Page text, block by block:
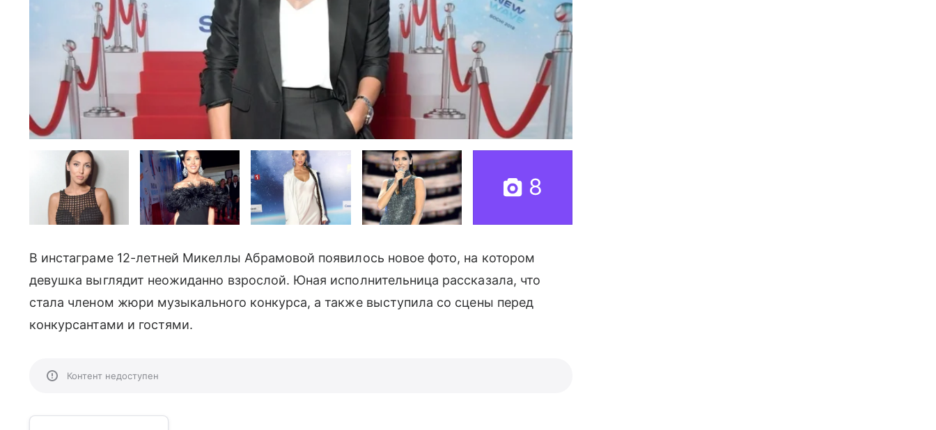
8
В инстаграме 12-летней Микеллы Абрамовой появилось новое фото, на котором
девушка выглядит неожиданно взрослой. Юная исполнительница рассказала, что
стала членом жюри музыкального конкурса, а также выступила со сцены перед
конкурсантами и гостями.
Контент недоступен